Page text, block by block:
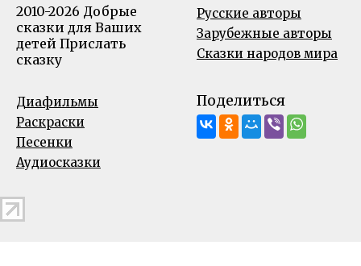
2010-2026 Добрые
сказки для Ваших
детей Прислать
сказку
Русские авторы
Зарубежные авторы
Сказки народов мира
Диафильмы
Раскраски
Песенки
Аудиосказки
Поделиться